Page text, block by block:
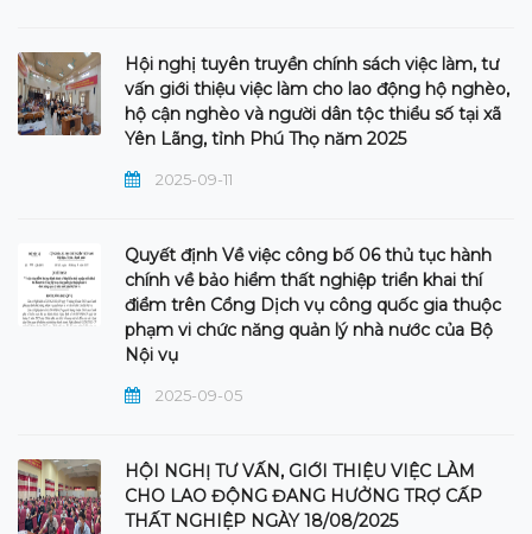
Hội nghị tuyên truyền chính sách việc làm, tư
vấn giới thiệu việc làm cho lao động hộ nghèo,
hộ cận nghèo và người dân tộc thiểu số tại xã
Yên Lãng, tỉnh Phú Thọ năm 2025
2025-09-11
Quyết định Về việc công bố 06 thủ tục hành
chính về bảo hiểm thất nghiệp triển khai thí
điểm trên Cổng Dịch vụ công quốc gia thuộc
phạm vi chức năng quản lý nhà nước của Bộ
Nội vụ
2025-09-05
HỘI NGHỊ TƯ VẤN, GIỚI THIỆU VIỆC LÀM
CHO LAO ĐỘNG ĐANG HƯỞNG TRỢ CẤP
THẤT NGHIỆP NGÀY 18/08/2025